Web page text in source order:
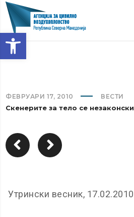
Open toolbar
ФЕВРУАРИ 17, 2010 ВЕСТИ
Скенерите за тело се незаконски
Утрински весник, 17.02.2010